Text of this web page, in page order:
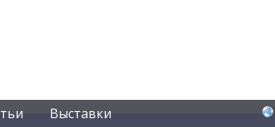
Выставки